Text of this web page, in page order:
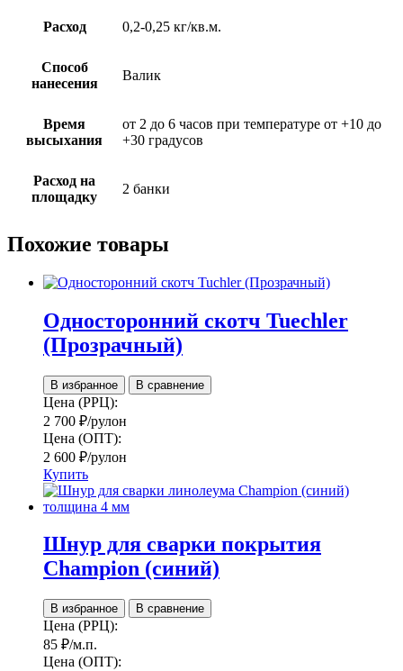
Расход 0,2-0,25 кг/кв.м.
Способ
нанесения
Валик
Время
высыхания
от 2 до 6 часов при температуре от +10 до
+30 градусов
Расход на
площадку
2 банки
Похожие товары
Односторонний скотч Tuechler
(Прозрачный)
В избранное В сравнение
Цена (РРЦ):
2 700 ₽/рулон
Цена (ОПТ):
2 600 ₽/рулон
Купить
Шнур для сварки покрытия
Champion (синий)
В избранное В сравнение
Цена (РРЦ):
85 ₽/м.п.
Цена (ОПТ):